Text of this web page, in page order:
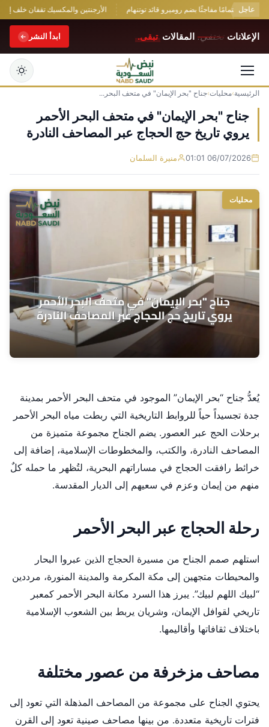
عاجل
يبدي اهتمامًا مفاجئًا بضم روميرو قائد توتنهام الأرجنتين والمكسيك تقفان خلف
الإعلانات تختفي. المقالات تبقى. ابدأ النشر
التجاوز
إلى
المحتوى
الرئيسية›محليات›جناح "بحر الإيمان" في متحف البحر...
جناح "بحر الإيمان" في متحف البحر الأحمر
يروي تاريخ حج الحجاج عبر المصاحف النادرة
06/07/2026 01:01 منيرة السلمان
محليات
يُعدُّ جناح “بحر الإيمان” الموجود في متحف البحر الأحمر بمدينة
جدة تجسيداً حياً للروابط التاريخية التي ربطت مياه البحر الأحمر
برحلات الحج عبر العصور. يضم الجناح مجموعة متميزة من
المصاحف النادرة، والكتب، والمخطوطات الإسلامية، إضافة إلى
خرائط رافقت الحجاج في مساراتهم البحرية، لتُظهر ما حمله كلٌ
منهم من إيمان وعزم في سعيهم إلى الديار المقدسة.
رحلة الحجاج عبر البحر الأحمر
استلهم صمم الجناح من مسيرة الحجاج الذين عبروا البحار
والمحيطات متجهين إلى مكة المكرمة والمدينة المنورة، مرددين
“لبيك اللهم لبيك”. يبرز هذا السرد مكانة البحر الأحمر كمعبر
تاريخي لقوافل الإيمان، وشريان يربط بين الشعوب الإسلامية
باختلاف ثقافاتها وأقاليمها.
مصاحف مزخرفة من عصور مختلفة
يحتوي الجناح على مجموعة من المصاحف المذهلة التي تعود إلى
فترات تاريخية متعددة. من بينها مصاحف صينية تعود إلى القرن